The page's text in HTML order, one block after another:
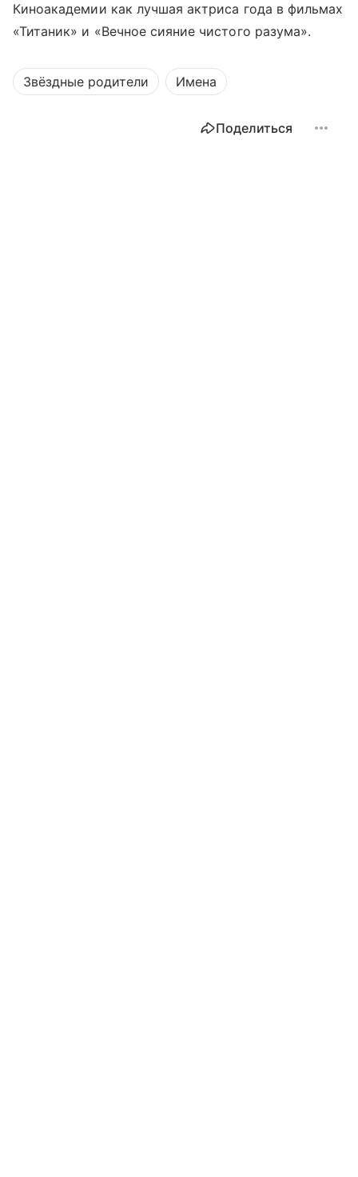
Киноакадемии как лучшая актриса года в фильмах
«Титаник» и «Вечное сияние чистого разума».
Звёздные родители Имена
Поделиться